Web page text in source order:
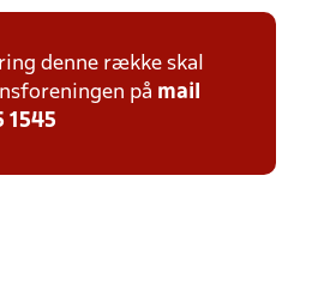
denne række skal
på mail
1545